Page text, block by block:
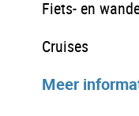
Fiets- en
Cruises
Meer